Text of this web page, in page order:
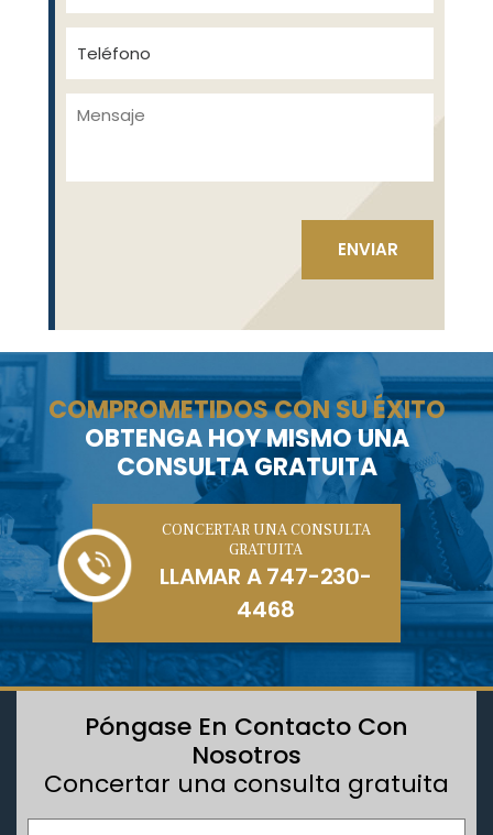
COMPROMETIDOS CON SU ÉXITO
OBTENGA HOY MISMO UNA
CONSULTA GRATUITA
CONCERTAR UNA CONSULTA
GRATUITA
LLAMAR A747-230-
4468
Póngase En Contacto Con
Nosotros
Concertar una consulta gratuita